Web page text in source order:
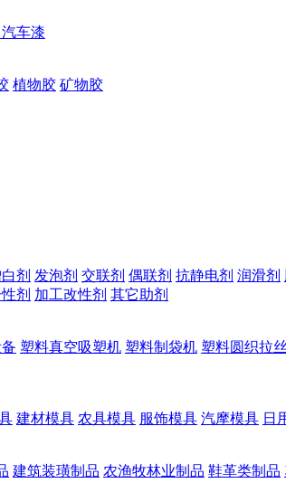
车漆
植物胶 矿物胶
剂 发泡剂 交联剂 偶联剂 抗静电剂 润滑剂
剂 加工改性剂 其它助剂
塑料真空吸塑机 塑料制袋机 塑料圆织拉
建材模具 农具模具 服饰模具 汽摩模具 日
建筑装璜制品 农渔牧林业制品 鞋革类制品